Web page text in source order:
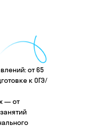
от 65
к ОГЭ/
— от